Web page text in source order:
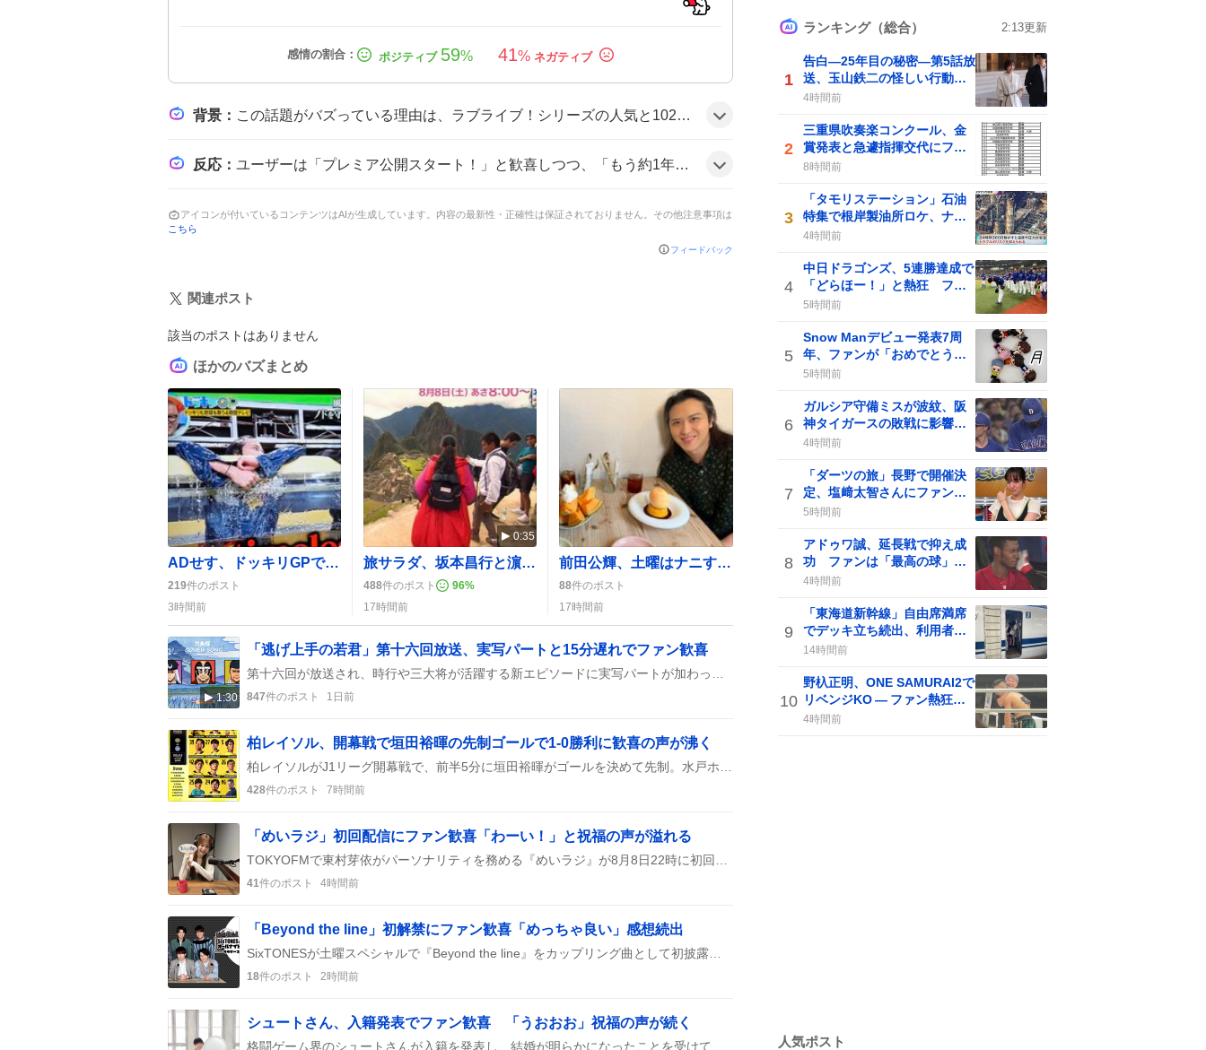
59% 41%
背景 ： この話題がバズっている理由は、ラブライブ！シリーズの人気と102期生の卒業という節目がファンにとって特別な感情を呼び起こすからだ。プレミア公開や同時視聴会で再びライブを体感できる点が期待感を高め、思い出話や感動の共有が広がっているようだ。
反応 ： ユーザーは「プレミア公開スタート！」と歓喜しつつ、「もう約1年前か…」と時間の経過に感慨を示す。「泣けてきた」や「ゲッカビジン神がかってるよね」といった感動や称賛の声が多数見られ、全体的に盛り上がりを感じさせる雰囲気だ。
アイコンが付いているコンテンツはAIが生成しています。内容の最新性・正確性は保証されておりません。その他注意事項は
こちら
フィードバック
関連ポスト
該当のポストはありません
ほかのバズまとめ
ADせす、ドッキリGPで「言わせない」大声演出が話題に「面白すぎる」反応続出
219件のポスト
3時間前
0:35
旅サラダ、坂本昌行と濵田崇裕がスタジオ共演でしじみ料理やイルカショーを披露
488件のポスト 96%
17時間前
前田公輝、土曜はナニする！？で笑顔のワイプ出演にファン歓喜が話題に
88件のポスト
17時間前
1:30
「逃げ上手の若君」第十六回放送、実写パートと15分遅れでファン歓喜
847件のポスト 1日前
柏レイソル、開幕戦で垣田裕暉の先制ゴールで1-0勝利に歓喜の声が沸く
428件のポスト 7時間前
「めいラジ」初回配信にファン歓喜「わーい！」と祝福の声が溢れる
41件のポスト 4時間前
「Beyond the line」初解禁にファン歓喜「めっちゃ良い」感想続出
18件のポスト 2時間前
シュートさん、入籍発表でファン歓喜 「うおおお」祝福の声が続く
ランキング（総合） 2:13更新
1
告白―25年目の秘密―第5話放
送、玉山鉄二の怪しい行動に
視聴者の間で憶測が広がる
4時間前
2
三重県吹奏楽コンクール、金
賞発表と急遽指揮交代にファ
ン驚きが広がる
8時間前
3
「タモリステーション」石油
特集で根岸製油所ロケ、ナフ
サ不足に視聴者「足りてな
4時間前
4
中日ドラゴンズ、5連勝達成で
「どらほー！」と熱狂 ファ
ン歓喜、マラー投打が勢い止
5時間前
5
Snow Manデビュー発表7周
年、ファンが「おめでとう」
連続で祝福
5時間前
6
ガルシア守備ミスが波紋、阪
神タイガースの敗戦に影響
ファンの声も一部で高まる
4時間前
7
「ダーツの旅」長野で開催決
定、塩﨑太智さんにファン歓
喜の声
5時間前
8
アドゥワ誠、延長戦で抑え成
功 ファンは「最高の球」歓
喜 逆転を狙うカープを支え
4時間前
9
「東海道新幹線」自由席満席
でデッキ立ち続出、利用者は
「座れない」など不満
14時間前
10
野杁正明、ONE SAMURAI2で
リベンジKO — ファン熱狂の
声が続く
4時間前
人気ポスト